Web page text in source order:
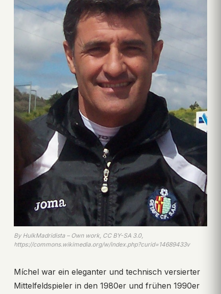
By HulkMadridista – Own work, CC BY-SA 3.0,
https://commons.wikimedia.org/w/index.php?curid=14689433v
Míchel war ein eleganter und technisch versierter
Mittelfeldspieler in den 1980er und frühen 1990er